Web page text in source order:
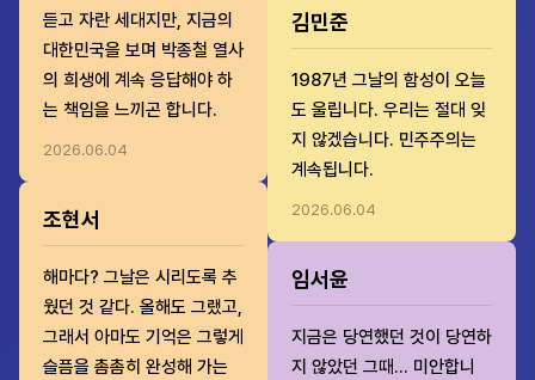
듣고 자란 세대지만, 지금의
대한민국을 보며 박종철 열사
의 희생에 계속 응답해야 하
는 책임을 느끼곤 합니다.
2026.06.04
조현서
해마다? 그날은 시리도록 추
웠던 것 같다. 올해도 그랬고,
그래서 아마도 기억은 그렇게
슬픔을 촘촘히 완성해 가는
김민준
1987년 그날의 함성이 오늘
도 울립니다. 우리는 절대 잊
지 않겠습니다. 민주주의는
계속됩니다.
2026.06.04
임서윤
지금은 당연했던 것이 당연하
지 않았던 그때... 미안합니